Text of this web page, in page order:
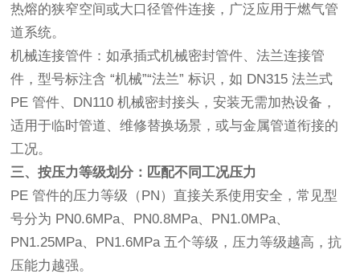
热熔的狭窄空间或大口径管件连接，广泛应用于燃气管
道系统。
机械连接管件：如承插式机械密封管件、法兰连接管
件，型号标注含 “机械”“法兰” 标识，如 DN315 法兰式
PE 管件、DN110 机械密封接头，安装无需加热设备，
适用于临时管道、维修替换场景，或与金属管道衔接的
工况。
三、按压力等级划分：匹配不同工况压力
PE 管件的压力等级（PN）直接关系使用安全，常见型
号分为 PN0.6MPa、PN0.8MPa、PN1.0MPa、
PN1.25MPa、PN1.6MPa 五个等级，压力等级越高，抗
压能力越强。